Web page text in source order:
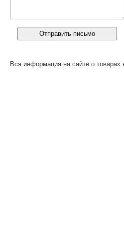
Вся информация на сайте о товарах